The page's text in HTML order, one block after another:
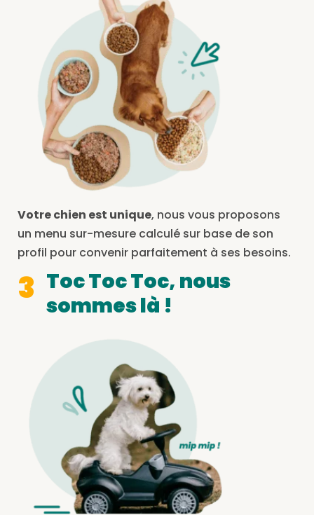
Votre chien est unique, nous vous proposons
un menu sur-mesure calculé sur base de son
profil pour convenir parfaitement à ses besoins.
3 Toc Toc Toc, nous
sommes là !